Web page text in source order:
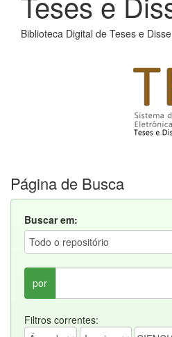
Biblioteca Digital de Teses e
Página de Busca
Buscar em:
por
Filtros correntes: